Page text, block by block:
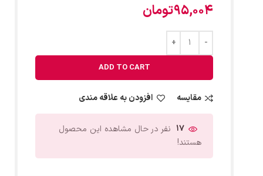
95,004تومان
ADD TO CART
مقایسه افزودن به علاقه مندی
17 نفر در حال مشاهده این محصول
هستند!